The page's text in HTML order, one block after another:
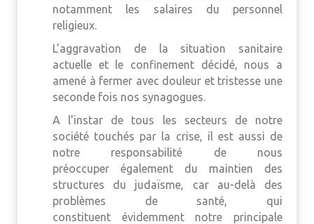
notamment les salaires du personnel
religieux.
L’aggravation de la situation sanitaire
actuelle et le confinement décidé, nous a
amené à fermer avec douleur et tristesse une
seconde fois nos synagogues.
A l’instar de tous les secteurs de notre
société touchés par la crise, il est aussi de
notre responsabilité de nous
préoccuper également du maintien des
structures du judaïsme, car au-delà des
problèmes de santé, qui
constituent évidemment notre principale